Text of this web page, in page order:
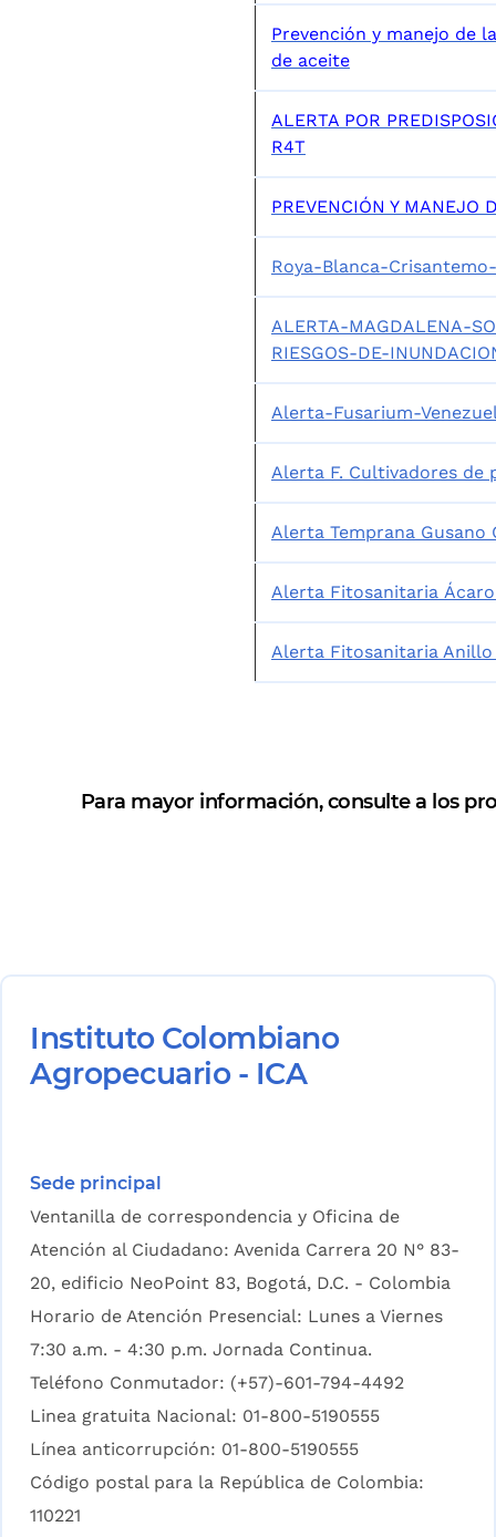
Prevención y manejo de
de aceite
ALERTA POR
R4T
PREVENCIÓN Y MANEJO
Roya-Blanca-
ALERTA-MAGDALENA-
RIESGOS-DE-
Alerta-Fusarium-
Alerta F. Cultivadores de
Alerta Temprana Gusano
Alerta Fitosanitaria
Alerta Fitosanitaria
Para mayor información, consulte a los
Instituto Colombiano
Agropecuario - ICA
Sede principal
Ventanilla de correspondencia y Oficina de
Atención al Ciudadano: Avenida Carrera 20 N° 83-
20, edificio NeoPoint 83, Bogotá, D.C. - Colombia
Horario de Atención Presencial: Lunes a Viernes
7:30 a.m. - 4:30 p.m. Jornada Continua.
Teléfono Conmutador: (+57)-601-794-4492
Linea gratuita Nacional: 01-800-5190555
Línea anticorrupción: 01-800-5190555
Código postal para la República de Colombia:
110221